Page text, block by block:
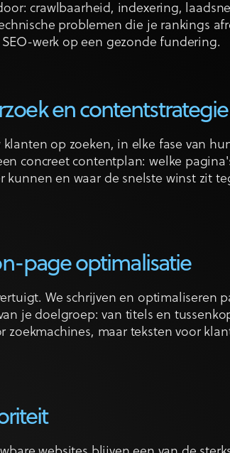
crawlbaarheid, indexering,
problemen die je rankings
werk op een gezonde fundering.
en contentstrategie
op zoeken, in elke fase van
concreet contentplan: welke
kunnen en waar de snelste winst zit
page optimalisatie
We schrijven en optimaliseren
je doelgroep: van titels en
zoekmachines, maar teksten voor